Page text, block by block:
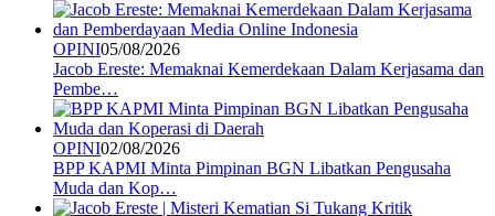
OPINI05/08/2026
Jacob Ereste: Memaknai Kemerdekaan Dalam Kerjasama dan
Pembe…
OPINI02/08/2026
BPP KAPMI Minta Pimpinan BGN Libatkan Pengusaha
Muda dan Kop…